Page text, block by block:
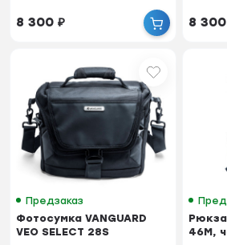
8 300₽ 8
Предзаказ
Фотосумка VANGUARD
VEO SELECT 28S
46M,